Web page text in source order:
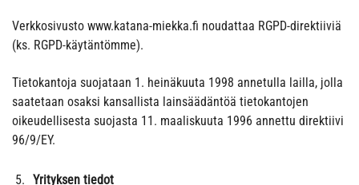
Verkkosivusto www.katana-miekka.fi noudattaa RGPD-direktiiviä
(ks. RGPD-käytäntömme).
Tietokantoja suojataan 1. heinäkuuta 1998 annetulla lailla, jolla
saatetaan osaksi kansallista lainsäädäntöä tietokantojen
oikeudellisesta suojasta 11. maaliskuuta 1996 annettu direktiivi
96/9/EY.
Yrityksen tiedot